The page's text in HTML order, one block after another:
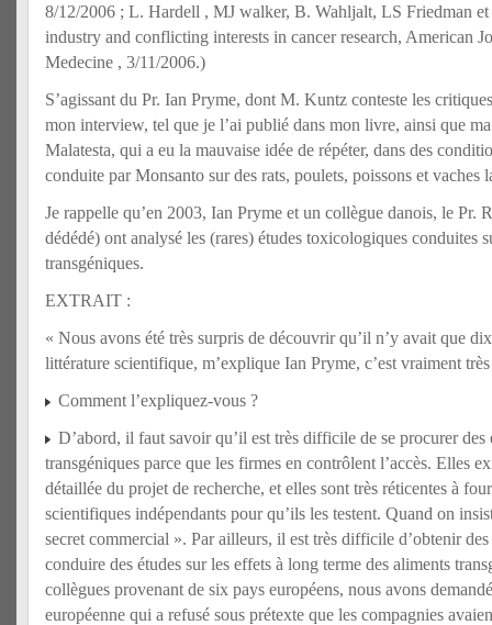
8/12/2006 ; L. Hardell , MJ walker, B. Wahljalt, LS Friedman
industry and conflicting interests in cancer research, American
Medecine , 3/11/2006.)
S’agissant du Pr. Ian Pryme, dont M. Kuntz conteste les
mon interview, tel que je l’ai publié dans mon livre, ainsi que
Malatesta, qui a eu la mauvaise idée de répéter, dans des
conduite par Monsanto sur des rats, poulets, poissons et vaches
Je rappelle qu’en 2003, Ian Pryme et un collègue danois, le Pr.
dédédé) ont analysé les (rares) études toxicologiques conduites
transgéniques.
EXTRAIT :
« Nous avons été très surpris de découvrir qu’il n’y avait que
littérature scientifique, m’explique Ian Pryme, c’est vraiment
Comment l’expliquez-vous ?
D’abord, il faut savoir qu’il est très difficile de se procurer
transgéniques parce que les firmes en contrôlent l’accès. Elles
détaillée du projet de recherche, et elles sont très réticentes à
scientifiques indépendants pour qu’ils les testent. Quand on
secret commercial ». Par ailleurs, il est très difficile d’obtenir
conduire des études sur les effets à long terme des aliments
collègues provenant de six pays européens, nous avons
européenne qui a refusé sous prétexte que les compagnies